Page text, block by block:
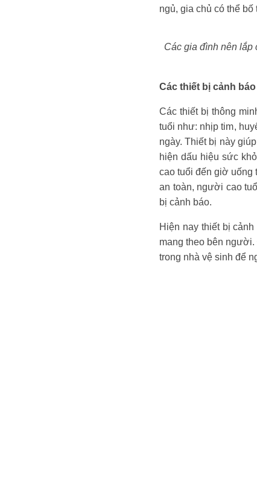
ngủ, gia chủ có thể
Các gia đình nên lắp
Các thiết bị cảnh
Các thiết bị thông
tuổi như: nhịp tim,
ngày. Thiết bị này
hiện dấu hiệu sức
cao tuổi đến giờ uống
an toàn, người cao
bị cảnh báo.
Hiện nay thiết bị
mang theo bên
trong nhà vệ sinh để